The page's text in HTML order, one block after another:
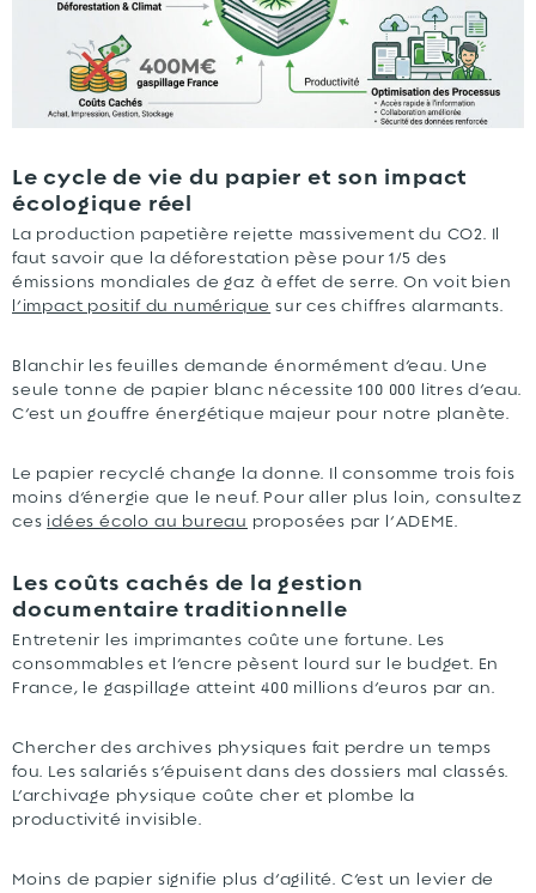
Le cycle de vie du papier et son impact
écologique réel
La production papetière rejette massivement du CO2. Il
faut savoir que la déforestation pèse pour 1/5 des
émissions mondiales de gaz à effet de serre. On voit bien
l’impact positif du numérique sur ces chiffres alarmants.
Blanchir les feuilles demande énormément d’eau. Une
seule tonne de papier blanc nécessite 100 000 litres d’eau.
C’est un gouffre énergétique majeur pour notre planète.
Le papier recyclé change la donne. Il consomme trois fois
moins d’énergie que le neuf. Pour aller plus loin, consultez
ces idées écolo au bureau proposées par l’ADEME.
Les coûts cachés de la gestion
documentaire traditionnelle
Entretenir les imprimantes coûte une fortune. Les
consommables et l’encre pèsent lourd sur le budget. En
France, le gaspillage atteint 400 millions d’euros par an.
Chercher des archives physiques fait perdre un temps
fou. Les salariés s’épuisent dans des dossiers mal classés.
L’archivage physique coûte cher et plombe la
productivité invisible.
Moins de papier signifie plus d’agilité. C’est un levier de